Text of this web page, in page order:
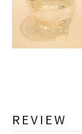
REVIEW